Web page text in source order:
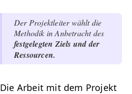
Der Pro­jek­tleit­er wählt die
Methodik in Anbe­tra­cht des
fest­gelegten Ziels und der
Ressourcen.
Die Arbeit mit dem Pro­jekt